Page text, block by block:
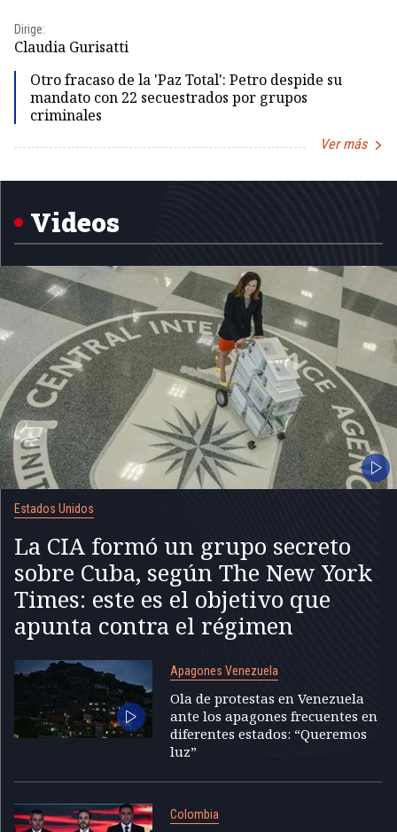
Dirige:
Claudia Gurisatti
Otro fracaso de la 'Paz Total': Petro despide su
mandato con 22 secuestrados por grupos
criminales
Ver más
1
Videos
Estados Unidos
La CIA formó un grupo secreto
sobre Cuba, según The New York
Times: este es el objetivo que
apunta contra el régimen
Apagones Venezuela
Ola de protestas en Venezuela
ante los apagones frecuentes en
diferentes estados: “Queremos
luz”
Colombia